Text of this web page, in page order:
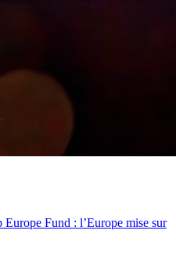
Europe Fund : l’Europe mise sur